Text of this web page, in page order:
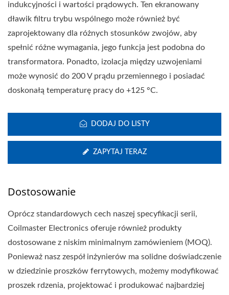
indukcyjności i wartości prądowych. Ten ekranowany
dławik filtru trybu wspólnego może również być
zaprojektowany dla różnych stosunków zwojów, aby
spełnić różne wymagania, jego funkcja jest podobna do
transformatora. Ponadto, izolacja między uzwojeniami
może wynosić do 200 V prądu przemiennego i posiadać
doskonałą temperaturę pracy do +125 °C.
DODAJ DO LISTY
ZAPYTAJ TERAZ
Dostosowanie
Oprócz standardowych cech naszej specyfikacji serii,
Coilmaster Electronics oferuje również produkty
dostosowane z niskim minimalnym zamówieniem (MOQ).
Ponieważ nasz zespół inżynierów ma solidne doświadczenie
w dziedzinie proszków ferrytowych, możemy modyfikować
proszek rdzenia, projektować i produkować najbardziej